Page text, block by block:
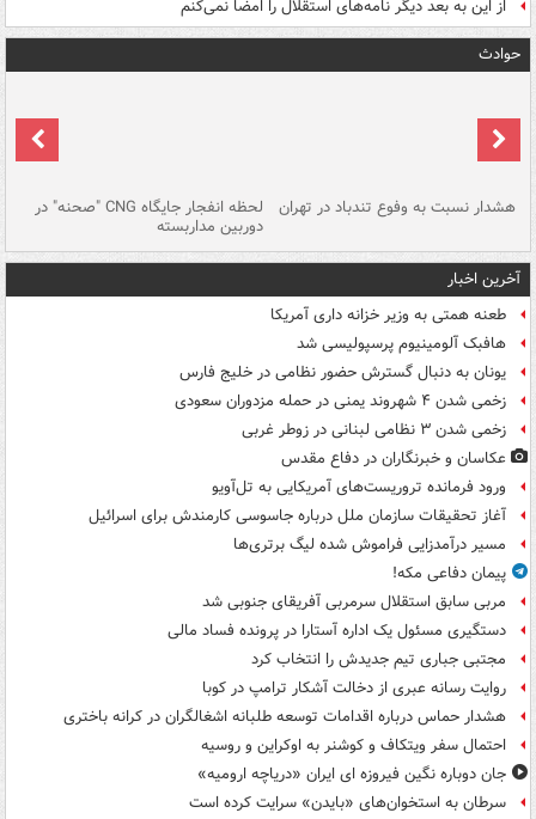
از این به بعد دیگر نامه‌های استقلال را امضا نمی‌کنم
حوادث
هشدار نسبت به وفوع تندباد در تهران لحظه انفجار جایگاه CNG "صحنه" در
دوربین مداربسته
آخرین اخبار
طعنه همتی به وزیر خزانه داری آمریکا
هافبک آلومینیوم پرسپولیسی شد
یونان به دنبال گسترش حضور نظامی در خلیج فارس
زخمی شدن ۴ شهروند یمنی در حمله مزدوران سعودی
زخمی شدن ۳ نظامی لبنانی در زوطر غربی
عکاسان و خبرنگاران در دفاع مقدس
ورود فرمانده تروریست‌های آمریکایی به تل‌آویو
آغاز تحقیقات سازمان ملل درباره جاسوسی کارمندش برای اسرائیل
مسیر درآمدزایی فراموش شده لیگ برتری‌ها
پیمان دفاعی مکه!
مربی سابق استقلال سرمربی آفریقای جنوبی شد
دستگیری مسئول یک اداره آستارا در پرونده فساد مالی
مجتبی جباری تیم جدیدش را انتخاب کرد
روایت رسانه عبری از دخالت آشکار ترامپ در کوبا
هشدار حماس درباره اقدامات توسعه طلبانه اشغالگران در کرانه باختری
احتمال سفر ویتکاف و کوشنر به اوکراین و روسیه
جان دوباره نگین فیروزه ای ایران «دریاچه ارومیه»
سرطان به استخوان‌های «بایدن» سرایت کرده است